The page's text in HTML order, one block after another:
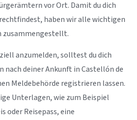
vor Ort. Damit du dich
haben wir alle wichtigen
zusammengestellt.
anzumelden, solltest du dich
nach deiner Ankunft in Castellón de
Meldebehörde registrieren lassen.
Unterlagen, wie zum Beispiel
oder Reisepass, eine